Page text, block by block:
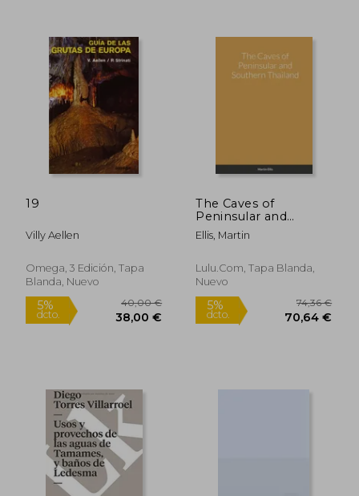
19
Villy Aellen
Omega, 3 Edición, Tapa
Blanda, Nuevo
The Caves of
Peninsular and
Southern Thailand
(en Inglés)
Ellis, Martin
Lulu.com, Tapa Blanda,
Nuevo